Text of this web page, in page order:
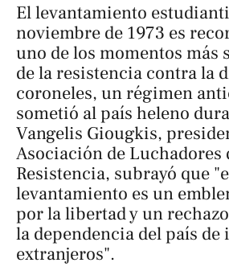
El levantamiento
noviembre de 1973 es
uno de los momentos más
de la resistencia contra la
coroneles, un régimen
sometió al país heleno
Vangelis Giougkis,
Asociación de Luchadores
Resistencia, subrayó que
levantamiento es un
por la libertad y un
la dependencia del país de
extranjeros".